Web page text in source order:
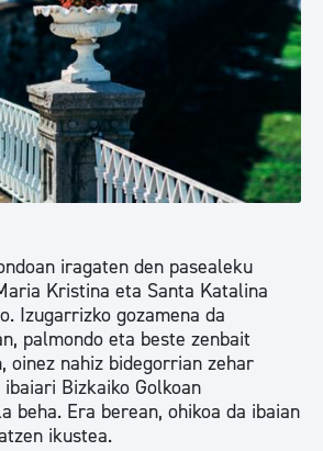
iragaten den pasealeku
Kristina eta Santa Katalina
Izugarrizko gozamena da
palmondo eta beste zenbait
oinez nahiz bidegorrian zehar
Bizkaiko Golkoan
beha. Era berean, ohikoa da ibaian
ikustea.